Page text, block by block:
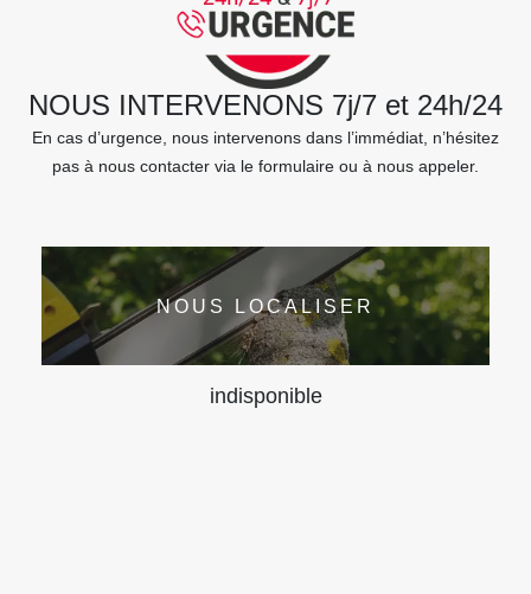
NOUS INTERVENONS 7j/7 et 24h/24
En cas d’urgence, nous intervenons dans l’immédiat, n’hésitez
pas à nous contacter via le formulaire ou à nous appeler.
NOUS LOCALISER
indisponible